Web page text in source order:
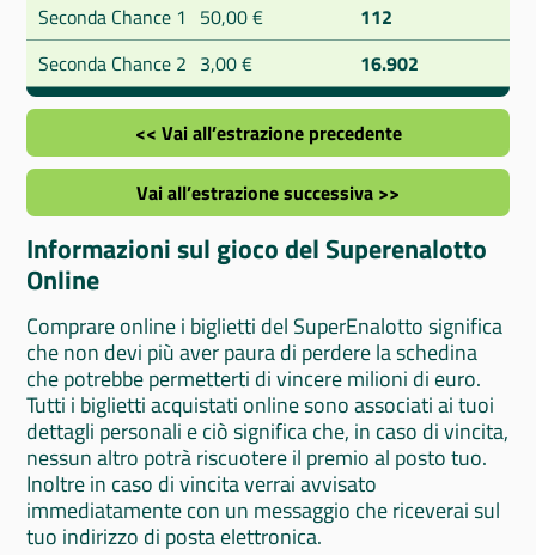
Seconda Chance 1 50,00 €
112
Seconda Chance 2 3,00 € 16.902
<< Vai all’estrazione precedente
Vai all’estrazione successiva >>
Informazioni sul gioco del Superenalotto
Online
Comprare online i biglietti del SuperEnalotto significa
che non devi più aver paura di perdere la schedina
che potrebbe permetterti di vincere milioni di euro.
Tutti i biglietti acquistati online sono associati ai tuoi
dettagli personali e ciò significa che, in caso di vincita,
nessun altro potrà riscuotere il premio al posto tuo.
Inoltre in caso di vincita verrai avvisato
immediatamente con un messaggio che riceverai sul
tuo indirizzo di posta elettronica.